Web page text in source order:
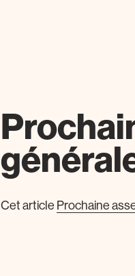
Cet article Prochaine